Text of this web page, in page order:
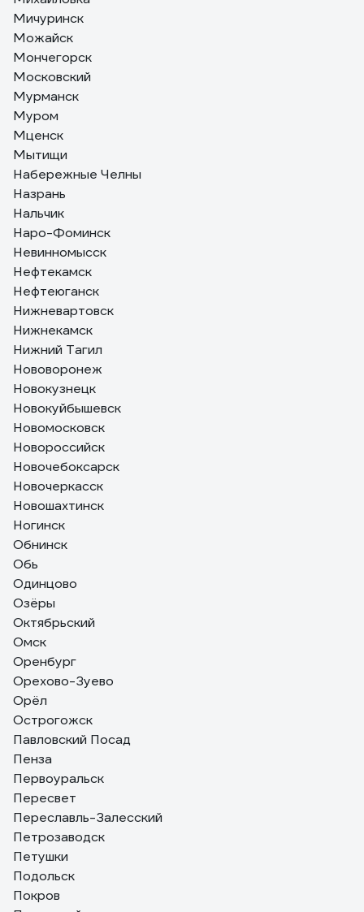
Мичуринск
Можайск
Мончегорск
Московский
Мурманск
Муром
Мценск
Мытищи
Набережные Челны
Назрань
Нальчик
Наро-Фоминск
Невинномысск
Нефтекамск
Нефтеюганск
Нижневартовск
Нижнекамск
Нижний Тагил
Нововоронеж
Новокузнецк
Новокуйбышевск
Новомосковск
Новороссийск
Новочебоксарск
Новочеркасск
Новошахтинск
Ногинск
Обнинск
Обь
Одинцово
Озёры
Октябрьский
Омск
Оренбург
Орехово-Зуево
Орёл
Острогожск
Павловский Посад
Пенза
Первоуральск
Пересвет
Переславль-Залесский
Петрозаводск
Петушки
Подольск
Покров